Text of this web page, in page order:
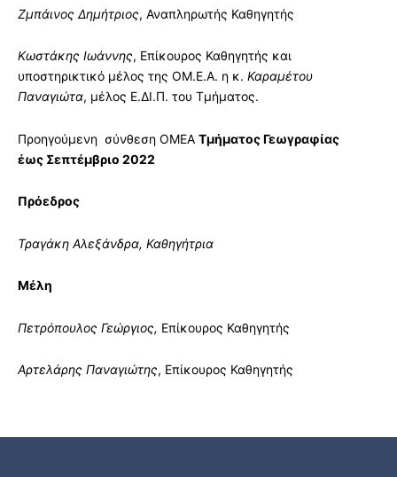
Ζμπάινος Δημήτριος, Αναπληρωτής Καθηγητής
Κωστάκης Ιωάννης, Επίκουρος Καθηγητής και
υποστηρικτικό μέλος της ΟΜ.Ε.Α. η κ. Καραμέτου
Παναγιώτα, μέλος Ε.ΔΙ.Π. του Τμήματος.
Προηγούμενη σύνθεση ΟΜΕΑ Τμήματος Γεωγραφίας
έως Σεπτέμβριο 2022
Πρόεδρος
Τραγάκη Αλεξάνδρα, Καθηγήτρια
Μέλη
Πετρόπουλος Γεώργιος, Επίκουρος Καθηγητής
Αρτελάρης Παναγιώτης, Επίκουρος Καθηγητής